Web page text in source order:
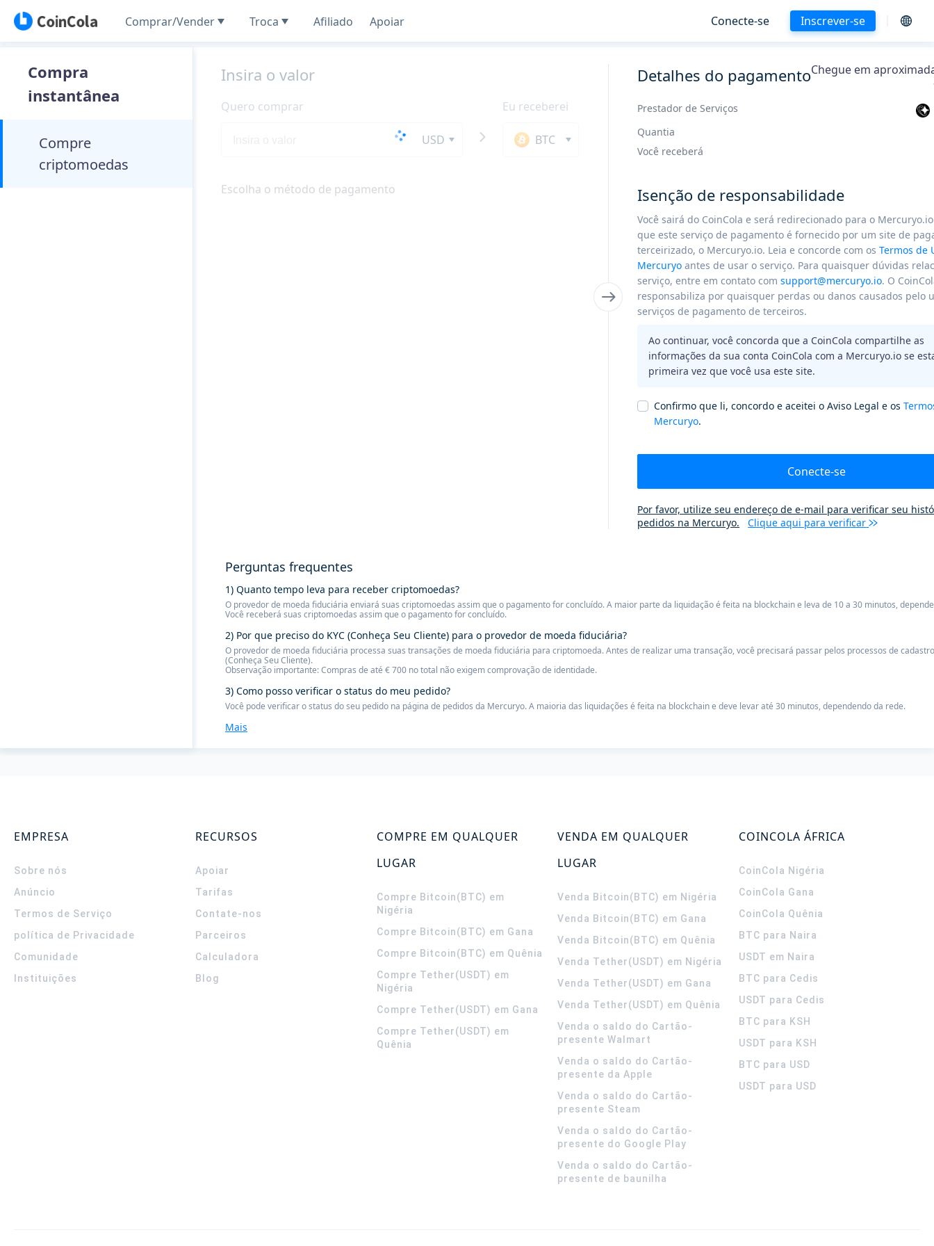
Comprar/Vender Troca Afiliado Apoiar Conecte-se Inscrever-se
Compra
instantânea
Compre
criptomoedas
Insira o valor
Quero comprar
USD
Eu receberei
BTC
Escolha o método de pagamento
Detalhes do pagamentoChegue em
Prestador de Serviços
Quantia
Você receberá
Isenção de responsabilidade
Você sairá do CoinCola e será redirecionado para o
que este serviço de pagamento é fornecido por um site de
terceirizado, o Mercuryo.io. Leia e concorde com osTermos de
Mercuryo antes de usar o serviço. Para quaisquer dúvidas
serviço, entre em contato comsupport@mercuryo.io. O
responsabiliza por quaisquer perdas ou danos causados ​​pelo
serviços de pagamento de terceiros.
Ao continuar, você concorda que a CoinCola compartilhe as
informações da sua conta CoinCola com a Mercuryo.io se
primeira vez que você usa este site.
Confirmo que li, concordo e aceitei o Aviso Legal e os
Mercuryo.
Conecte-se
Por favor, utilize seu endereço de e-mail para verificar seu
pedidos na Mercuryo.
Clique aqui para verificar
Perguntas frequentes
1) Quanto tempo leva para receber criptomoedas?
O provedor de moeda fiduciária enviará suas criptomoedas assim que o pagamento for concluído. A maior parte da liquidação é feita na blockchain e leva de 10 a 30 minutos,
Você receberá suas criptomoedas assim que o pagamento for concluído.
2) Por que preciso do KYC (Conheça Seu Cliente) para o provedor de moeda fiduciária?
O provedor de moeda fiduciária processa suas transações de moeda fiduciária para criptomoeda. Antes de realizar uma transação, você precisará passar pelos processos de cadastro
(Conheça Seu Cliente).
Observação importante: Compras de até € 700 no total não exigem comprovação de identidade.
3) Como posso verificar o status do meu pedido?
Você pode verificar o status do seu pedido na página de pedidos da Mercuryo. A maioria das liquidações é feita na blockchain e deve levar até 30 minutos, dependendo da rede.
Mais
EMPRESA
Sobre nós
Anúncio
Termos de Serviço
política de Privacidade
Comunidade
Instituições
RECURSOS
Apoiar
Tarifas
Contate-nos
Parceiros
Calculadora
Blog
COMPRE EM QUALQUER
LUGAR
Compre Bitcoin(BTC) em
Nigéria
Compre Bitcoin(BTC) em Gana
Compre Bitcoin(BTC) em Quênia
Compre Tether(USDT) em
Nigéria
Compre Tether(USDT) em Gana
Compre Tether(USDT) em
Quênia
VENDA EM QUALQUER
LUGAR
Venda Bitcoin(BTC) em Nigéria
Venda Bitcoin(BTC) em Gana
Venda Bitcoin(BTC) em Quênia
Venda Tether(USDT) em Nigéria
Venda Tether(USDT) em Gana
Venda Tether(USDT) em Quênia
Venda o saldo do Cartão-
presente Walmart
Venda o saldo do Cartão-
presente da Apple
Venda o saldo do Cartão-
presente Steam
Venda o saldo do Cartão-
presente do Google Play
Venda o saldo do Cartão-
presente de baunilha
COINCOLA ÁFRICA
CoinCola Nigéria
CoinCola Gana
CoinCola Quênia
BTC para Naira
USDT em Naira
BTC para Cedis
USDT para Cedis
BTC para KSH
USDT para KSH
BTC para USD
USDT para USD